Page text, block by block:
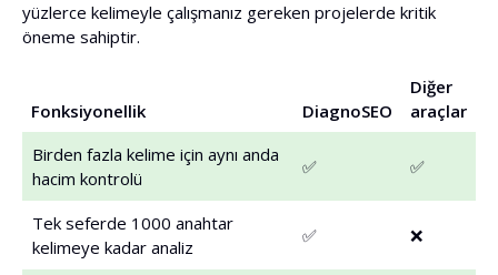
yüzlerce kelimeyle çalışmanız gereken projelerde kritik
öneme sahiptir.
Fonksiyonellik DiagnoSEO
Diğer
araçlar
Birden fazla kelime için aynı anda
hacim kontrolü
✅ ✅
Tek seferde 1000 anahtar
kelimeye kadar analiz
✅ ❌